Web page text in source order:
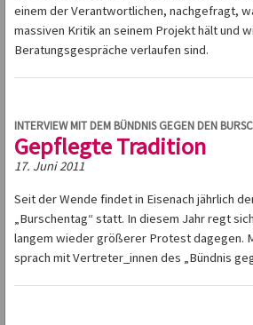
einem der Verantwortlichen, nachgefragt,
massiven Kritik an seinem Projekt hält und
Beratungsgespräche verlaufen sind.
INTERVIEW MIT DEM BÜNDNIS GEGEN DEN
Gepflegte Tradition
17. Juni 2011
Seit der Wende findet in Eisenach jährlich
„Burschentag“ statt. In diesem Jahr regt
langem wieder größerer Protest dagegen.
sprach mit Vertreter_innen des „Bündnis